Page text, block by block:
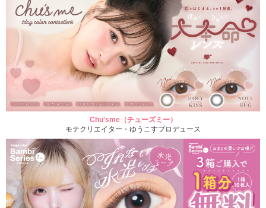
Chu'sme（チューズミー）
モテクリエイター・ゆうこすプロデュース